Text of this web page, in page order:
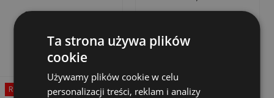
Cena
29,62 złCena
Dodaj do koszyka
55 MM X 100 MM
Cena
6,59 zł
Dodaj do koszyka
-50%
Rabat
Ta strona używa plików
cookie
Używamy plików cookie w celu
personalizacji treści, reklam i analizy